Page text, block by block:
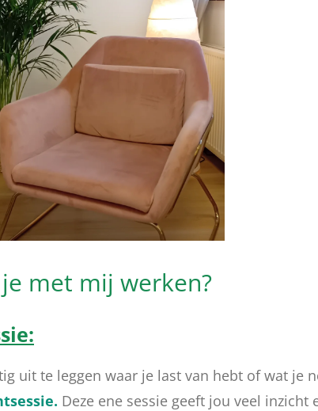
met mij werken?
uit te leggen waar je last van hebt of wat
Deze ene sessie geeft jou veel inzicht